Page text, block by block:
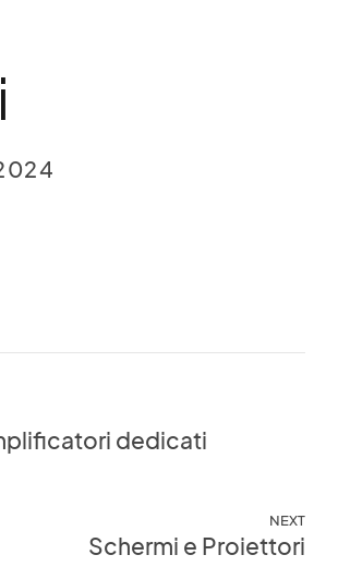
dedicati
NEXT
Schermi e Proiettori